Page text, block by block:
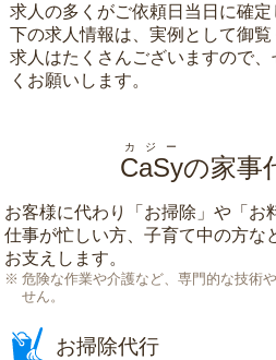
求人の多くがご依頼日当日に確
下の求人情報は、実例として御覧
求人はたくさんございますので
くお願いします。
CaSy
カジー
の家事
お客様に代わり「 お掃除 」や「 お
仕事が忙しい方、子育て中の方な
お支えします。
危険な作業や介護など、専門的な技術
せん。
お掃除代行